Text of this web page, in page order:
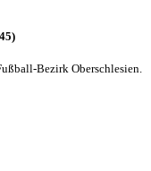
Bezirk Oberschlesien.